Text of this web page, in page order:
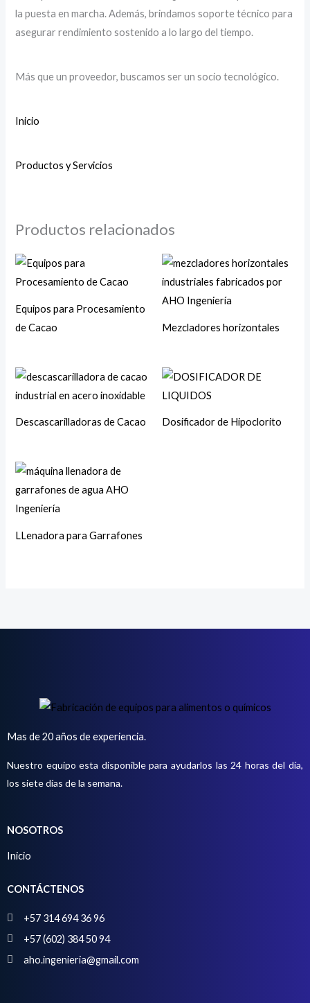
la puesta en marcha. Además, brindamos soporte técnico para
asegurar rendimiento sostenido a lo largo del tiempo.
Más que un proveedor, buscamos ser un socio tecnológico.
Inicio
Productos y Servicios
Productos relacionados
Equipos para Procesamiento
de Cacao
Mezcladores horizontales
Descascarilladoras de Cacao Dosificador de Hipoclorito
LLenadora para Garrafones
Mas de 20 años de experiencia.
Nuestro equipo esta disponible para ayudarlos las 24 horas del día,
los siete días de la semana.
NOSOTROS
Inicio
CONTÁCTENOS
+57 314 694 36 96
+57 (602) 384 50 94
aho.ingenieria@gmail.com